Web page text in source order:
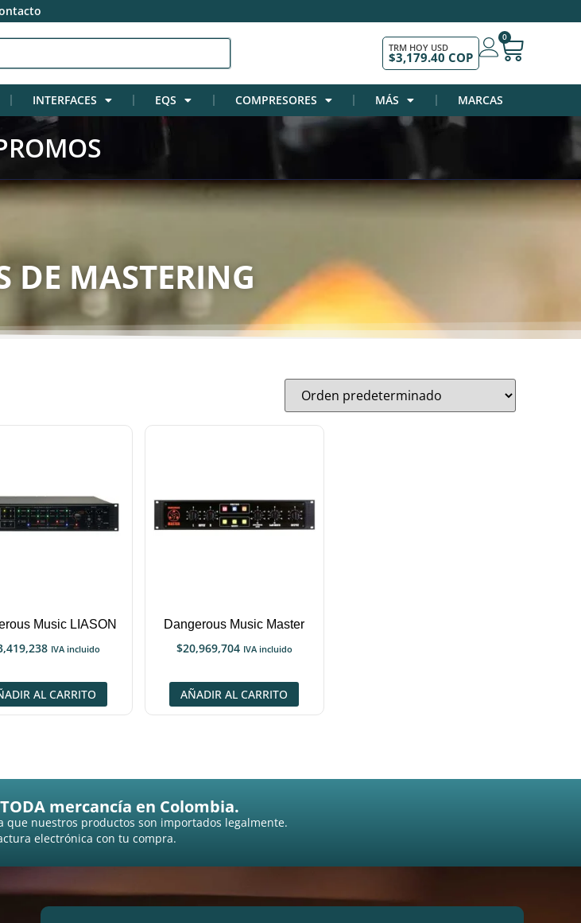
TRM HOY USD
$3,179.40 COP
0
INTERFACES EQS COMPRESORES MÁS MARCAS
DE MASTERING
Music LIASON
IVA incluido
AL CARRITO
Dangerous Music Master
$20,969,704 IVA incluido
AÑADIR AL CARRITO
mercancía en Colombia.
que nuestros productos son importados legalmente.
electrónica con tu compra.